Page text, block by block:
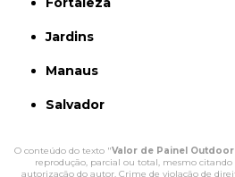
Jardins
Manaus
Salvador
O conteúdo do texto "Valor de Painel Outdoor
reprodução, parcial ou total, mesmo citando
autorização do autor. Crime de violação de